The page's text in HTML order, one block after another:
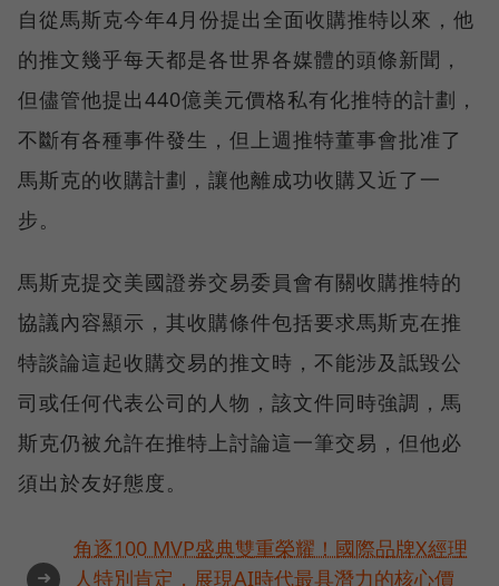
自從馬斯克今年4月份提出全面收購推特以來，他
的推文幾乎每天都是各世界各媒體的頭條新聞，
但儘管他提出440億美元價格私有化推特的計劃，
不斷有各種事件發生，但上週推特董事會批准了
馬斯克的收購計劃，讓他離成功收購又近了一
步。
馬斯克提交美國證券交易委員會有關收購推特的
協議內容顯示，其收購條件包括要求馬斯克在推
特談論這起收購交易的推文時，不能涉及詆毀公
司或任何代表公司的人物，該文件同時強調，馬
斯克仍被允許在推特上討論這一筆交易，但他必
須出於友好態度。
➜
角逐100 MVP盛典雙重榮耀！國際品牌X經理
人特別肯定，展現AI時代最具潛力的核心價